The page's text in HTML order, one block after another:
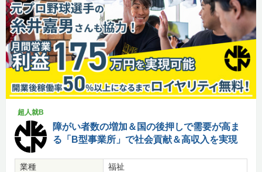
超人就B
障がい者数の増加＆国の後押しで需要が高ま
る「B型事業所」で社会貢献＆高収入を実現
業種
福祉